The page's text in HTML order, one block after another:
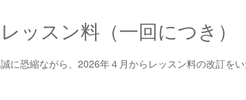
レッスン料（一回につき）
誠に恐縮ながら、2026年４月からレッスン料の改訂をい